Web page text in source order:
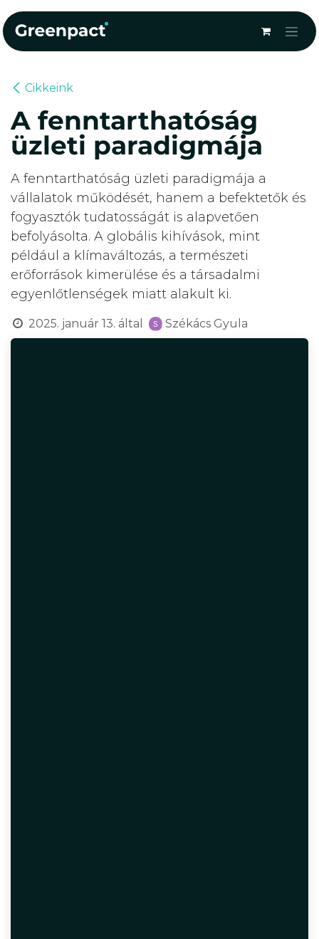
Cikkeink
A fenntarthatóság
üzleti paradigmája
A fenntarthatóság üzleti paradigmája a
vállalatok működését, hanem a befektetők és
fogyasztók tudatosságát is alapvetően
befolyásolta. A globális kihívások, mint
például a klímaváltozás, a természeti
erőforrások kimerülése és a társadalmi
egyenlőtlenségek miatt alakult ki.
2025. január 13. által Székács Gyula